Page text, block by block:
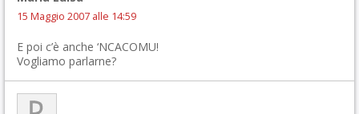
15 Maggio 2007 alle 14:59
E poi c’è anche ‘NCACOMU!
Vogliamo parlarne?